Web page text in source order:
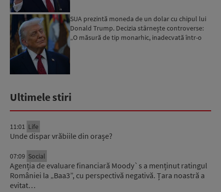
SUA prezintă moneda de un dolar cu chipul lui
Donald Trump. Decizia stârnește controverse:
„O măsură de tip monarhic, inadecvată într-o
Ultimele stiri
11:01 Life
Unde dispar vrăbiile din orașe?
07:09 Social
Agenția de evaluare financiară Moody`s a menținut ratingul
României la „Baa3”, cu perspectivă negativă. Țara noastră a
evitat…